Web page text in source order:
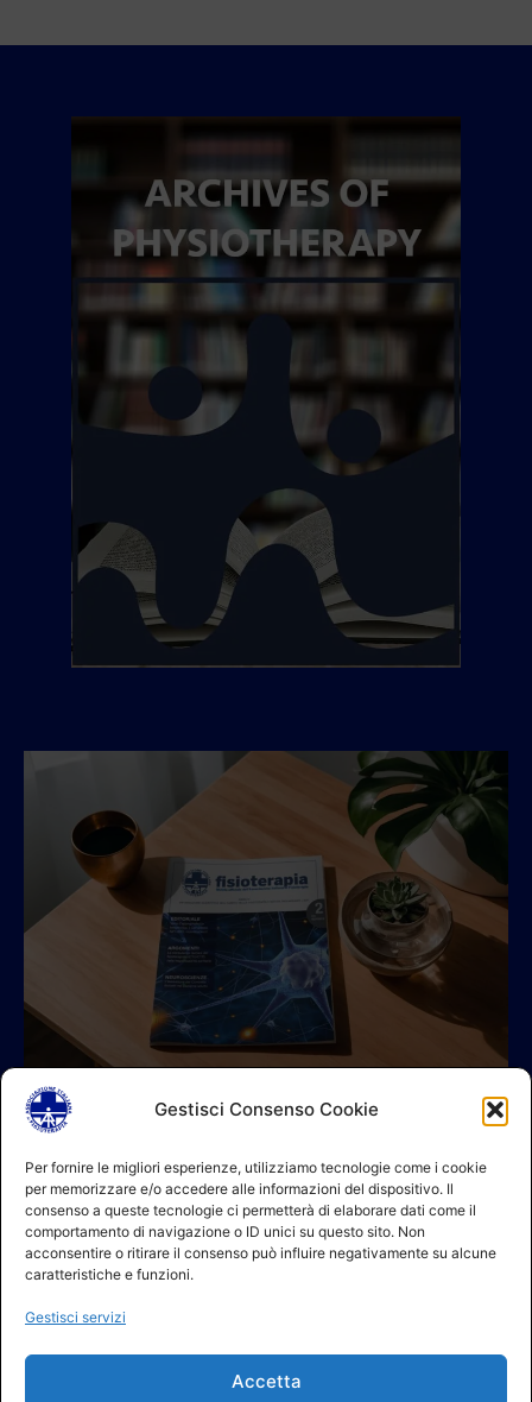
Gestisci Consenso Cookie
Per fornire le migliori esperienze, utilizziamo tecnologie come i cookie
per memorizzare e/o accedere alle informazioni del dispositivo. Il
consenso a queste tecnologie ci permetterà di elaborare dati come il
comportamento di navigazione o ID unici su questo sito. Non
acconsentire o ritirare il consenso può influire negativamente su alcune
caratteristiche e funzioni.
Gestisci servizi
Accetta
Contatti
GDPR Informativa (sito)
GDPR Informativa (soci)
GDPR Informativa (moduli)